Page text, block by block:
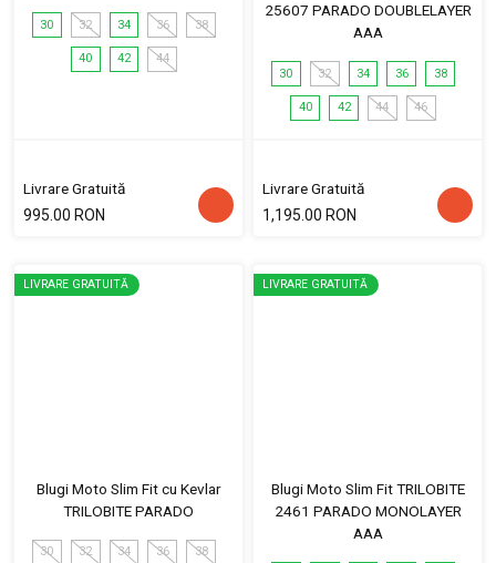
30 32 34 36 38
40 42 44
Livrare Gratuită
995.00 RON
25607 PARADO DOUBLELAYER
AAA
30 32 34 36 38
40 42 44 46
Livrare Gratuită
1,195.00 RON
LIVRARE GRATUITĂ
Blugi Moto Slim Fit cu Kevlar
TRILOBITE PARADO
30 32 34 36 38
LIVRARE GRATUITĂ
Blugi Moto Slim Fit TRILOBITE
2461 PARADO MONOLAYER
AAA